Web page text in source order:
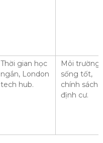
Thời gian học
ngắn, London
tech hub.
Môi trường
sống tốt,
chính sách
định cư.